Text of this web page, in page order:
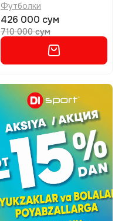
Футболки
426 000 сум
710 000 сум